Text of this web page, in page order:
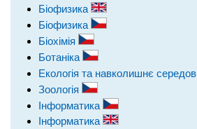
Біофизика
Біофизика
Біохімія
Ботаніка
Екологія та навколишнє
Зоологія
Інформатика
Інформатика